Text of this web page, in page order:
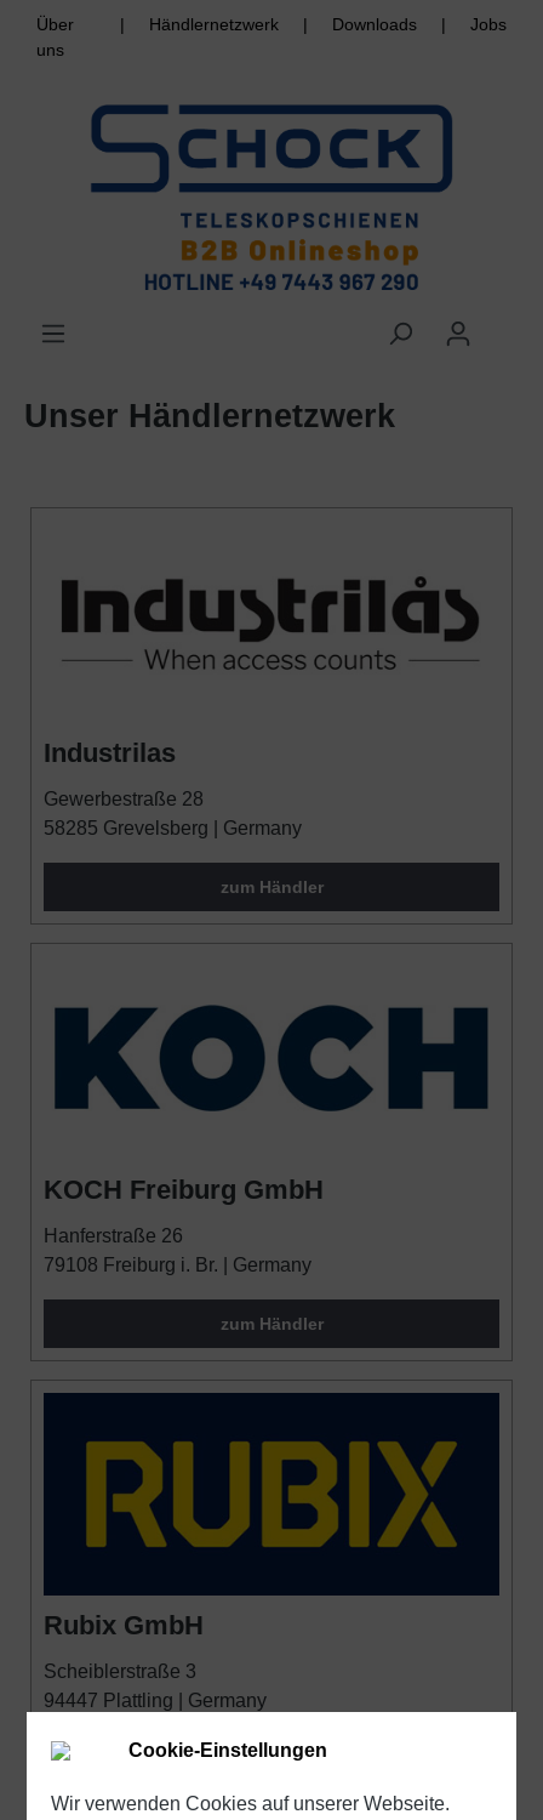
Über
uns
| Händlernetzwerk | Downloads | Jobs
Unser Händlernetzwerk
Industrilas
Gewerbestraße 28
58285 Grevelsberg | Germany
zum Händler
KOCH Freiburg GmbH
Hanferstraße 26
79108 Freiburg i. Br. | Germany
zum Händler
Rubix GmbH
Scheiblerstraße 3
94447 Plattling | Germany
zum Händler
Cookie-Einstellungen
Wir verwenden Cookies auf unserer Webseite.